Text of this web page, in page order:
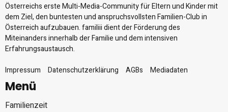
Österreichs erste Multi-Media-Community für Eltern und Kinder mit
dem Ziel, den buntesten und anspruchsvollsten Familien-Club in
Österreich aufzubauen. familiii dient der Förderung des
Miteinanders innerhalb der Familie und dem intensiven
Erfahrungsaustausch.
Impressum
Datenschutzerklärung AGBs Mediadaten
Menü
Familienzeit